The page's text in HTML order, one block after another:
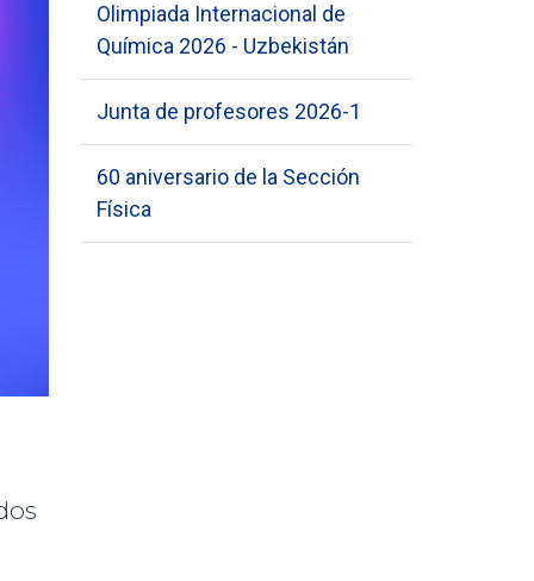
Olimpiada Internacional de
Química 2026 - Uzbekistán
Junta de profesores 2026-1
60 aniversario de la Sección
Física